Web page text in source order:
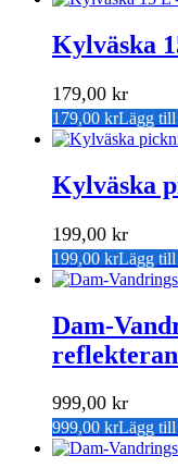
Kylväska
179,00 kr
179,00 krLägg till
Kylväska
199,00 kr
199,00 krLägg till
Dam-
999,00 kr
999,00 krLägg till